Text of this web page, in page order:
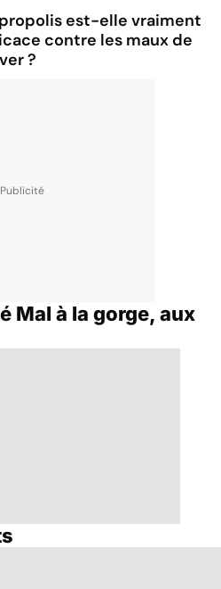
est-elle vraiment
contre les maux de
?
Mal à la gorge, aux
Otite : oreilles en